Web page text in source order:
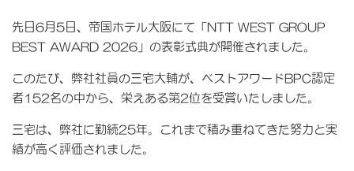
先日6月5日、帝国ホテル大阪にて「NTT WEST GROUP
BEST AWARD 2026」の表彰式典が開催されました。
このたび、弊社社員の三宅大輔が、ベストアワードBPC認定
者152名の中から、栄えある第2位を受賞いたしました。
三宅は、弊社に勤続25年。これまで積み重ねてきた努力と実
績が高く評価されました。